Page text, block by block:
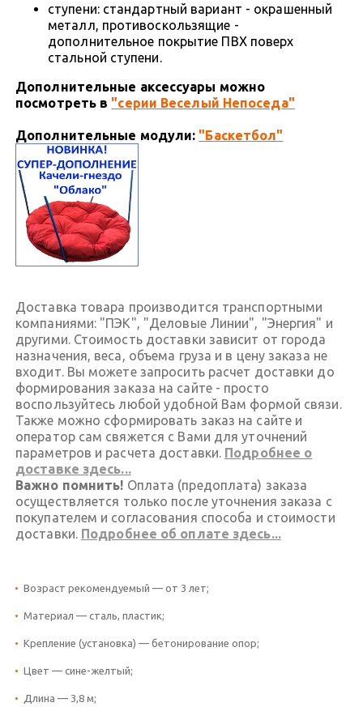
ступени: стандартный вариант - окрашенный
металл, противоскользящие -
дополнительное покрытие ПВХ поверх
стальной ступени.
Дополнительные аксессуары можно
посмотреть в "серии Веселый Непоседа"
Дополнительные модули: "Баскетбол"
Доставка товара производится транспортными
компаниями: "ПЭК", "Деловые Линии", "Энергия" и
другими. Стоимость доставки зависит от города
назначения, веса, объема груза и в цену заказа не
входит. Вы можете запросить расчет доставки до
формирования заказа на сайте - просто
воспользуйтесь любой удобной Вам формой связи.
Также можно сформировать заказ на сайте и
оператор сам свяжется с Вами для уточнений
параметров и расчета доставки. Подробнее о
доставке здесь...
Важно помнить! Оплата (предоплата) заказа
осуществляется только после уточнения заказа с
покупателем и согласования способа и стоимости
доставки. Подробнее об оплате здесь...
Возраст рекомендуемый — от 3 лет;
Материал — сталь, пластик;
Крепление (установка) — бетонирование опор;
Цвет — сине-желтый;
Длина — 3,8 м;